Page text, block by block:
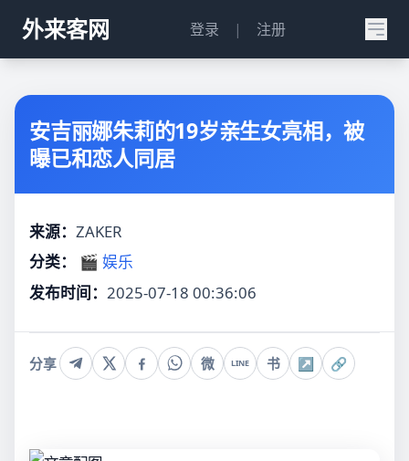
外来客网 登录 | 注册
安吉丽娜朱莉的19岁亲生女亮相，被
曝已和恋人同居
来源： ZAKER
分类：
🎬 娱乐
发布时间： 2025-07-18 00:36:06
分享 微 LINE 书 ↗ 🔗